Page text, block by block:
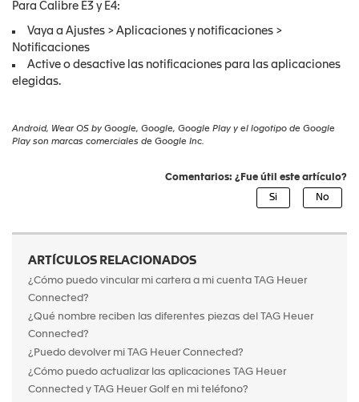
Para Calibre E3 y E4:
Vaya a Ajustes > Aplicaciones y notificaciones >
Notificaciones
Active o desactive las notificaciones para las aplicaciones
elegidas.
Android, Wear OS by Google, Google, Google Play y el logotipo de Google
Play son marcas comerciales de Google Inc.
Comentarios: ¿Fue útil este artículo?
ARTÍCULOS RELACIONADOS
¿Cómo puedo vincular mi cartera a mi cuenta TAG Heuer
Connected?
¿Qué nombre reciben las diferentes piezas del TAG Heuer
Connected?
¿Puedo devolver mi TAG Heuer Connected?
¿Cómo puedo actualizar las aplicaciones TAG Heuer
Connected y TAG Heuer Golf en mi teléfono?